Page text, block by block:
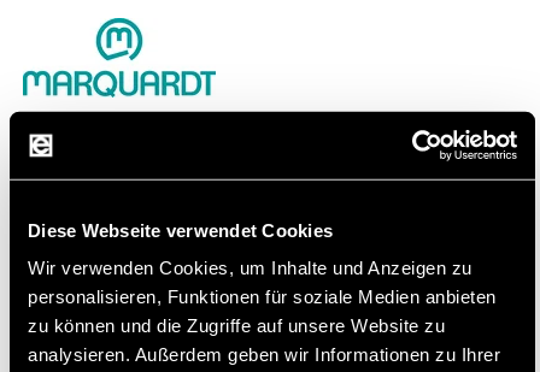
Diese Webseite verwendet Cookies
Wir verwenden Cookies, um Inhalte und Anzeigen zu
personalisieren, Funktionen für soziale Medien anbieten
zu können und die Zugriffe auf unsere Website zu
analysieren. Außerdem geben wir Informationen zu Ihrer
Marquardt GmBH
Die hochwertigen und langlebigen Produkte
von Marquardt finden in vielen verschiedenen
Die Marquardt Management SE, mit Sitz in
Rietheim-Weilheim, Deutschland, entwickelt und
produziert elektromechanische und elektronische